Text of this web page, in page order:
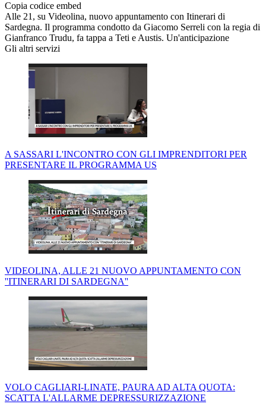
Copia codice embed
Alle 21, su Videolina, nuovo appuntamento con Itinerari di
Sardegna. Il programma condotto da Giacomo Serreli con la regia di
Gianfranco Trudu, fa tappa a Teti e Austis. Un'anticipazione
Gli altri servizi
A SASSARI L'INCONTRO CON GLI IMPRENDITORI PER
PRESENTARE IL PROGRAMMA US
VIDEOLINA, ALLE 21 NUOVO APPUNTAMENTO CON
''ITINERARI DI SARDEGNA''
VOLO CAGLIARI-LINATE, PAURA AD ALTA QUOTA:
SCATTA L'ALLARME DEPRESSURIZZAZIONE